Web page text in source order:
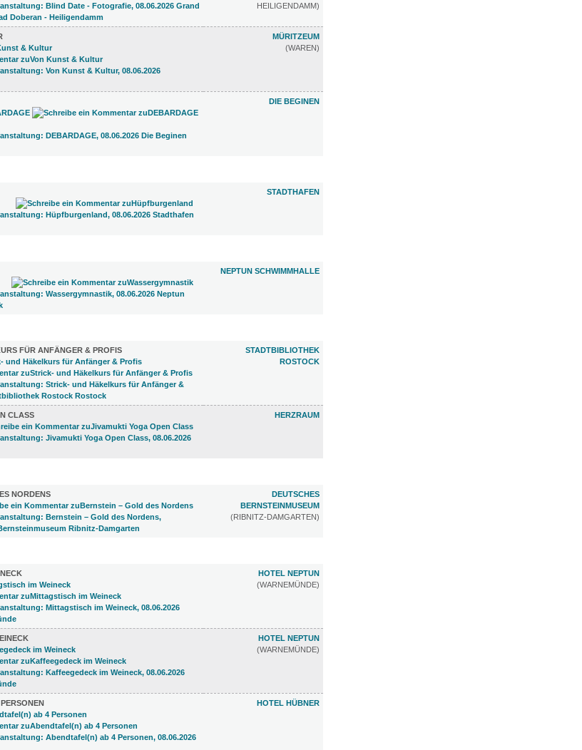
HEILIGENDAMM)
MÜRITZEUM
(WAREN)
DIE BEGINEN
STADTHAFEN
NEPTUN SCHWIMMHALLE
FÜR ANFÄNGER & PROFIS
STADTBIBLIOTHEK
ROSTOCK
CLASS HERZRAUM
NORDENS
DEUTSCHES
BERNSTEINMUSEUM
(RIBNITZ-DAMGARTEN)
HOTEL NEPTUN
(WARNEMÜNDE)
HOTEL NEPTUN
(WARNEMÜNDE)
HOTEL HÜBNER